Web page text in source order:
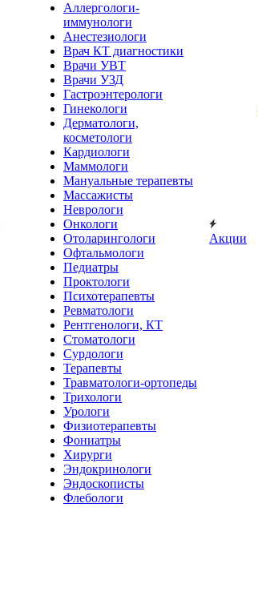
Аллергологи-
иммунологи
Анестезиологи
Врач КТ диагностики
Врачи УВТ
Врачи УЗД
Гастроэнтерологи
Гинекологи
Дерматологи,
косметологи
Кардиологи
Маммологи
Мануальные терапевты
Массажисты
Неврологи
Онкологи
Отоларингологи
Офтальмологи
Педиатры
Проктологи
Психотерапевты
Ревматологи
Рентгенологи, КТ
Стоматологи
Сурдологи
Терапевты
Травматологи-ортопеды
Трихологи
Урологи
Физиотерапевты
Фониатры
Хирурги
Эндокринологи
Эндоскописты
Флебологи
Акции